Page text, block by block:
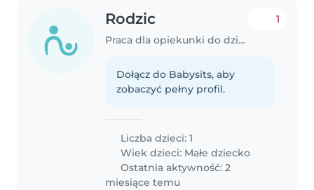
Rodzic
Praca dla opiekunki do dziecka w Dąbrowa Górnicza
1
Dołącz do Babysits, aby
zobaczyć pełny profil.
Liczba dzieci: 1
Wiek dzieci: Małe dziecko
Ostatnia aktywność: 2
miesiące temu